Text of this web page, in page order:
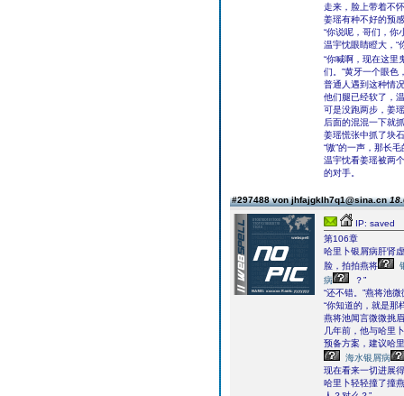
走来，脸上带着不
姜瑶有种不好的预
“你说呢，哥们，你
温宇忱眼睛瞪大，“
“你喊啊，现在这里
们。”黄牙一个眼色
普通人遇到这种情
他们腿已经软了，
可是没跑两步，姜
后面的混混一下就
姜瑶慌张中抓了块
“嗷”的一声，那长
温宇忱看姜瑶被两
的对手。
#297488 von jhfajgklh7q1@sina.cn
IP: saved
第106章
哈里卜银屑病肝肾
脸，拍拍燕将
病
？”
“还不错。”燕将池
“你知道的，就是那
燕将池闻言微微挑
几年前，他与哈里
预备方案，建议哈
海水银屑病
现在看来一切进展
哈里卜轻轻撞了撞